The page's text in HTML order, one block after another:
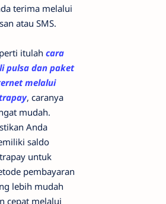
terima melalui
atau SMS.
itulah cara
pulsa dan paket
melalui
, caranya
mudah.
Anda
saldo
untuk
pembayaran
lebih mudah
cepat melalui